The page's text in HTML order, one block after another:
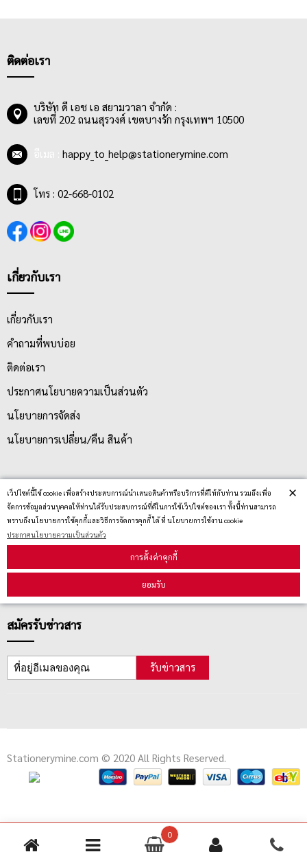
0
เว็ปไซต์นี้ใช้ cookie เพื่อสร้างประสบการณ์นำเสนอสินค้าหรือบริการที่ดีให้กับท่าน รวมถึงเพื่อ
จัดการข้อมูลส่วนบุคคลให้ท่านได้รับประสบการณ์ที่ดีในการใช้เว็ปไซต์ของเรา ทั้งนี้ท่านสามารถ
ทราบถึงนโยบายการใช้คุกกี้และวิธีการจัดการคุกกี้ ได้ ที่ นโยบายการใช้งาน cookie
ประกาศนโยบายความเป็นส่วนตัว
การตั้งค่าคุกกี้
ยอมรับ
×
ติดต่อเรา
บริษัท ดี เอช เอ สยามวาลา จำกัด :
เลขที่ 202 ถนนสุรวงศ์ เขตบางรัก กรุงเทพฯ 10500
happy_to_help@stationerymine.com
โทร : 02-668-0102
เกี่ยวกับเรา
เกี่ยวกับเรา
คำถามที่พบบ่อย
ติดต่อเรา
ประกาศนโยบายความเป็นส่วนตัว
นโยบายการจัดส่ง
นโยบายการเปลี่ยน/คืน สินค้า
บริการลูกค้า
ตรวจสอบสถานะสินค้า
สมัครรับข่าวสาร
รับข่าวสาร
Stationerymine.com © 2020 All Rights Reserved.